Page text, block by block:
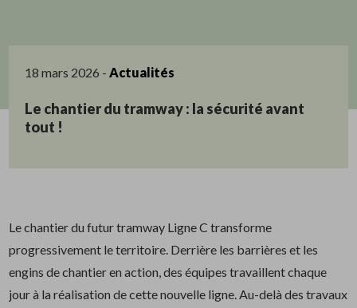
18 mars 2026 -Actualités
Le chantier du tramway : la sécurité avant
tout !
Le chantier du futur tramway Ligne C transforme
progressivement le territoire. Derrière les barrières et les
engins de chantier en action, des équipes travaillent chaque
jour à la réalisation de cette nouvelle ligne. Au-delà des travaux